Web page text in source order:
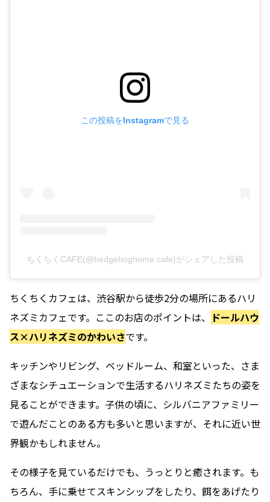
この投稿をInstagramで見る
ちくちくCAFE(@hedgehoghome.cafe)がシェアした投稿
ちくちくカフェは、渋谷駅から徒歩2分の場所にあるハリ
ネズミカフェです。ここのお店のポイントは、
ドールハウ
ス×ハリネズミのかわいさです。
キッチンやリビング、ベッドルーム、和室といった、さま
ざまなシチュエーションで生活するハリネズミたちの姿を
見ることができます。子供の頃に、シルバニアファミリー
で遊んだことのある方も多いと思いますが、それに近い世
界観かもしれません。
その様子を見ているだけでも、うっとりと癒されます。も
ちろん、手に乗せてスキンシップをしたり、餌をあげたり